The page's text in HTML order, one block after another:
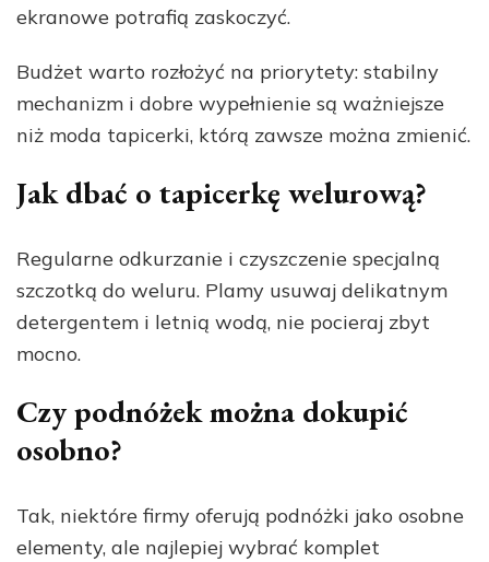
ekranowe potrafią zaskoczyć.
Budżet warto rozłożyć na priorytety: stabilny
mechanizm i dobre wypełnienie są ważniejsze
niż moda tapicerki, którą zawsze można zmienić.
Jak dbać o tapicerkę welurową?
Regularne odkurzanie i czyszczenie specjalną
szczotką do weluru. Plamy usuwaj delikatnym
detergentem i letnią wodą, nie pocieraj zbyt
mocno.
Czy podnóżek można dokupić
osobno?
Tak, niektóre firmy oferują podnóżki jako osobne
elementy, ale najlepiej wybrać komplet